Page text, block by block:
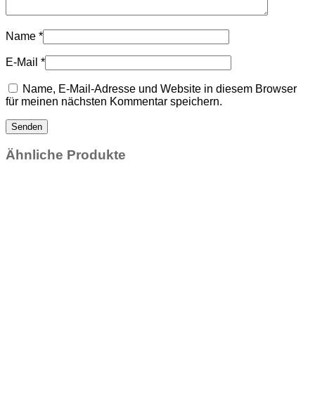
Name *
E-Mail *
Name, E-Mail-Adresse und Website in diesem Browser
für meinen nächsten Kommentar speichern.
Ähnliche Produkte